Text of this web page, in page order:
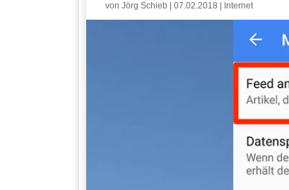
von Jörg Schieb 07.02.2018 Internet